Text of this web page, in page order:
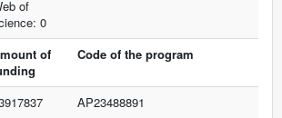
of
0
of
Code of the program
AP23488891